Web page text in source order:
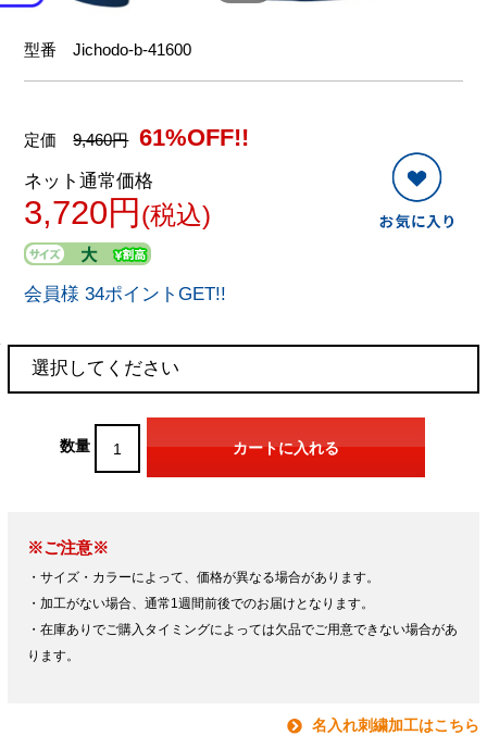
型番Jichodo-b-41600
定価9,460円 61%OFF!!
ネット通常価格
3,720円 (税込)
会員様 34ポイントGET!!
数量
※ご注意※
・サイズ・カラーによって、価格が異なる場合があります。
・加工がない場合、通常1週間前後でのお届けとなります。
・在庫ありでご購入タイミングによっては欠品でご用意できない場合があ
ります。
名入れ刺繍加工はこちら